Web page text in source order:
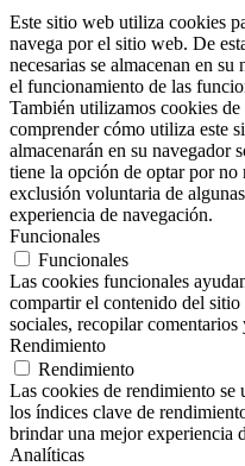
Este sitio web utiliza cookies
navega por el sitio web. De
necesarias se almacenan en su
el funcionamiento de las
También utilizamos cookies
comprender cómo utiliza este
almacenarán en su navegador
tiene la opción de optar por no
exclusión voluntaria de
experiencia de navegación.
Funcionales
Funcionales
Las cookies funcionales
compartir el contenido del sitio
sociales, recopilar
Rendimiento
Rendimiento
Las cookies de rendimiento
los índices clave de
brindar una mejor experiencia
Analíticas